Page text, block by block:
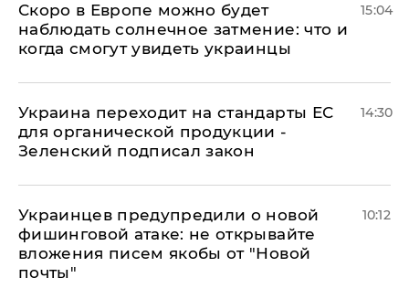
Скоро в Европе можно будет
наблюдать солнечное затмение: что и
когда смогут увидеть украинцы
15:04
Украина переходит на стандарты ЕС
для органической продукции -
Зеленский подписал закон
14:30
Украинцев предупредили о новой
фишинговой атаке: не открывайте
вложения писем якобы от "Новой
почты"
10:12